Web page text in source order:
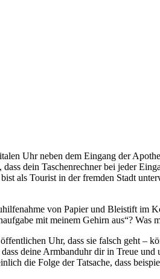
Uhr neben dem Eingang der
dein Taschenrechner bei jeder
als Tourist in der fremden Stadt
von Papier und Bleistift im
mit meinem Gehirn aus“? Was
Uhr, dass sie falsch geht –
deine Armbanduhr dir in Treue und
die Folge der Tatsache, dass